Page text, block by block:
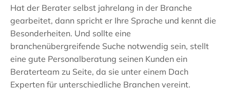
Hat der Berater selbst jahrelang in der Branche
gearbeitet, dann spricht er Ihre Sprache und kennt die
Besonderheiten. Und sollte eine
branchenübergreifende Suche notwendig sein, stellt
eine gute Personalberatung seinen Kunden ein
Beraterteam zu Seite, da sie unter einem Dach
Experten für unterschiedliche Branchen vereint.